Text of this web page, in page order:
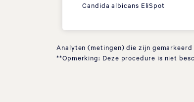
Candida albicans EliSpot
Analyten (metingen) die zijn
**Opmerking: Deze procedure is niet